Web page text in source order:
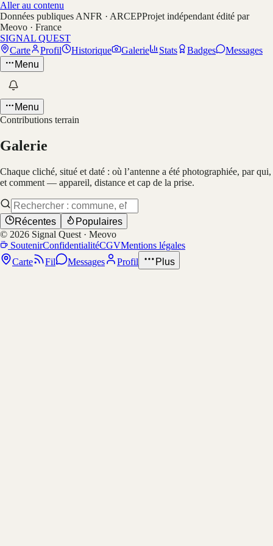
Aller au contenu
Données publiques ANFR · ARCEPProjet indépendant édité par
Meovo · France
SIGNAL QUEST
Carte
Profil Historique Galerie Stats Badges
Messages
Menu
Menu
Contributions terrain
Galerie
Chaque cliché, situé et daté : où l’antenne a été photographiée, par qui,
et comment — appareil, distance et cap de la prise.
Récentes
Populaires
© 2026 Signal Quest · Meovo
SoutenirConfidentialitéCGVMentions légales
Carte
Fil Messages Profil Plus